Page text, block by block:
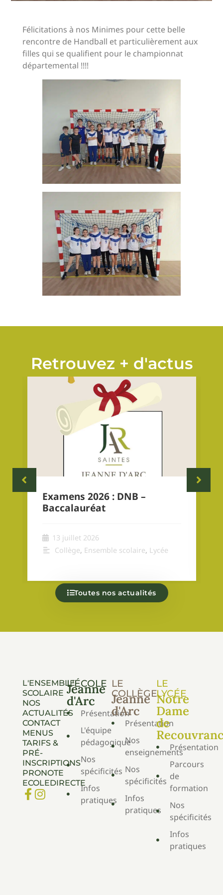
Félicitations à nos Minimes pour cette belle
rencontre de Handball et particulièrement aux
filles qui se qualifient pour le championnat
départemental !!!!
Retrouvez + d'actus
Examens 2026 : DNB –
Baccalauréat
13 juillet 2026
Collège, Ensemble scolaire, Lycée
Toutes nos actualités
L'ENSEMBLE
SCOLAIRE
NOS
ACTUALITÉS
CONTACT
MENUS
TARIFS &
PRÉ-
INSCRIPTIONS
PRONOTE
ECOLEDIRECTE
L'ÉCOLE
Jeanne
d'Arc
Présentation
L'équipe
pédagogique
Nos
spécificités
Infos
pratiques
LE
COLLÈGE
Jeanne
d'Arc
Présentation
Nos
enseignements
Nos
spécificités
Infos
pratiques
LE
LYCÉE
Notre
Dame
de
Présentation
Parcours
de
formation
Nos
spécificités
Infos
pratiques